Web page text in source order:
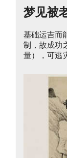
梦见被
基础运吉而
制，故成功
量），可逃